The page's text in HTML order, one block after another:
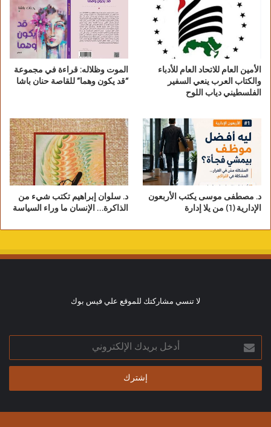
الأمين العام للاتحاد العام للأدباء
والكتاب العرب ينعي السفير
الفلسطيني دياب اللوح
الموت وظلاله: قراءة في مجموعة
“قد يكون وهما” للقاصة حنان باشا
د. مصطفى موسى يكتب الأربعون
الإدارية (1) من يلا إدارة
د. سلوان إبراهيم تكتب شيء من
الذاكرة… الإنسان ما وراء السياسة
لا تنسي مشاركتك للموقع علي فيس بوك
أدخل
بريدك
الإلكتروني